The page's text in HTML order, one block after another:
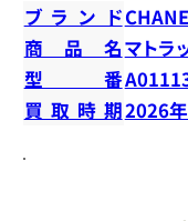
ブランド
商品名マトラ
型番
買取時期2026